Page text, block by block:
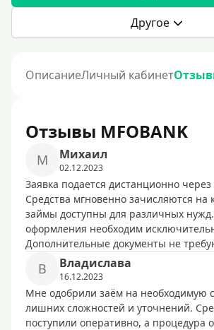
Другое
ОписаниеЛичный кабинет
Отзывы MFOBANK
M Mиxaил
02.12.2023
Заявка подается дистанционно через
Средства мгновенно зачисляются на
займы доступны для различных
оформления необходим
Дополнительные документы не
B Bлaдиcлaвa
16.12.2023
Мне одобрили заём на необходимую
лишних сложностей и уточнений.
поступили оперативно, а процедура